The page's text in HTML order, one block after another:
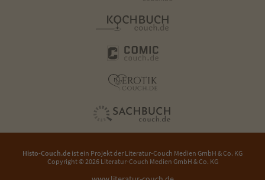
Histo-Couch.de ist ein Projekt der Literatur-Couch Medien GmbH & Co. KG
Copyright © 2026 Literatur-Couch Medien GmbH & Co. KG